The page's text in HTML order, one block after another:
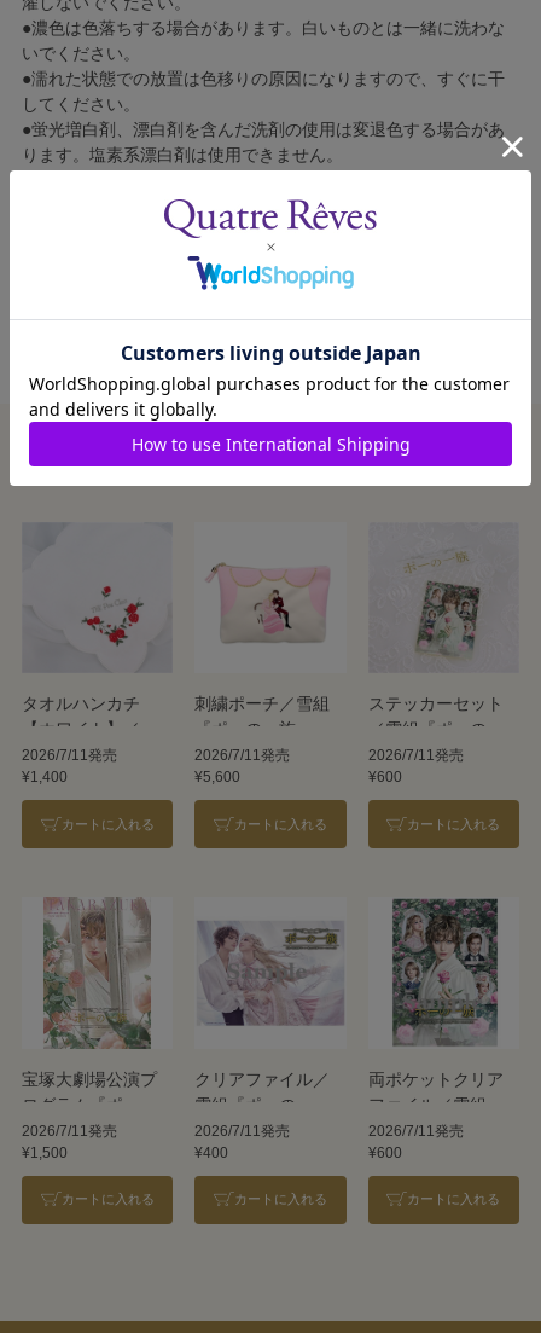
●濃色は色落ちする場合があります。白いものとは一緒に洗わな
いでください。
●濡れた状態での放置は色移りの原因になりますので、すぐに干
してください。
●蛍光増白剤、漂白剤を含んだ洗剤の使用は変退色する場合があ
ります。塩素系漂白剤は使用できません。
●乾燥機の使用は収縮の原因となります。
●ご使用による破損・損傷及び消耗による部品の修理・交換はい
この商品を見た人はこんな商品も見ています
タオルハンカチ
【ホワイト】／雪
組『ポーの一族』
2026/7/11発売
¥1,400
カートに入れる
刺繍ポーチ／雪組
『ポーの一族』
2026/7/11発売
¥5,600
カートに入れる
ステッカーセット
／雪組『ポーの一
族』
2026/7/11発売
¥600
カートに入れる
宝塚大劇場公演プ
ログラム『ポーの
一族』＜雪組＞
2026/7/11発売
¥1,500
カートに入れる
クリアファイル／
雪組『ポーの一
族』
2026/7/11発売
¥400
カートに入れる
両ポケットクリア
ファイル／雪組
『ポーの一族』
2026/7/11発売
¥600
カートに入れる